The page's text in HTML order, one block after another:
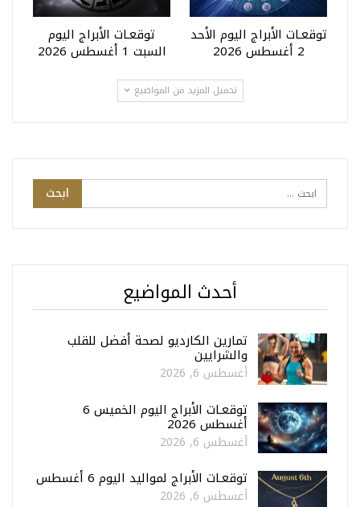
توقعـات الأبراج اليوم الأحد
2 أغسطس 2026
توقعـات الأبراج اليوم
السبت 1 أغسطس 2026
تحميل المزيد من المواضيع
أحدث المواضيع
تمارين الكارديو لصحة أفضل للقلب
والشرايين
أغسطس 6, 2026
توقعـات الأبراج اليوم الخميس 6
أغسطس 2026
أغسطس 6, 2026
توقعـات الأبراج لمواليد اليوم 6 أغسطس
أغسطس 6, 2026